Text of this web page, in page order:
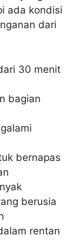
ada kondisi
dari
30 menit
bagian
bernapas
berusia
rentan